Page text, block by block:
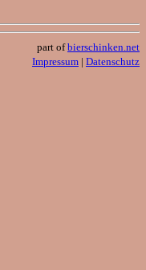
part ofbierschinken.net
Impressum | Datenschutz